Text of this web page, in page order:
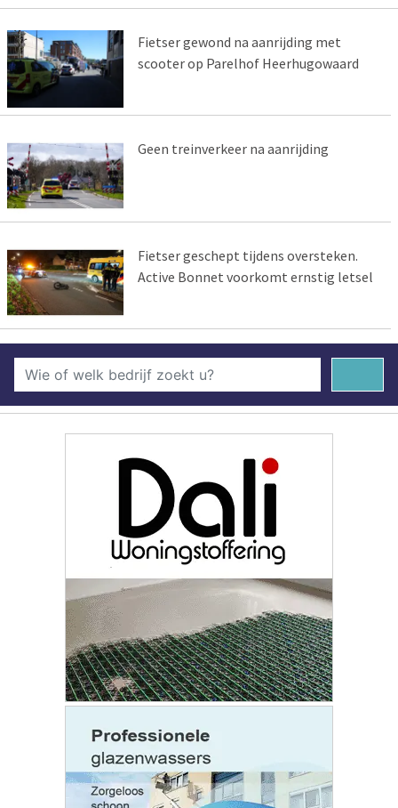
Fietser gewond na aanrijding met
scooter op Parelhof Heerhugowaard
Geen treinverkeer na aanrijding
Fietser geschept tijdens oversteken.
Active Bonnet voorkomt ernstig letsel